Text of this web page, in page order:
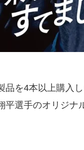
を4本以上購入
選手のオリジナ